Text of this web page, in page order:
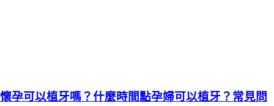
懷孕可以植牙嗎？什麼時間點孕婦可以植牙？常見問